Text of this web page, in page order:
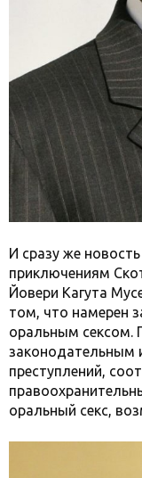
И сразу же
приключениям
Йовери Кагута
том, что намерен
оральным сексом.
законодательным
преступлений,
оральный секс,